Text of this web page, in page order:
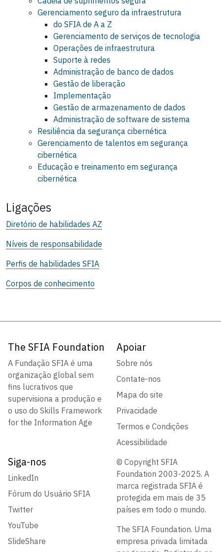
Gerenciamento seguro da infraestrutura
do SFIA de A a Z
Gerenciamento de serviços de tecnologia
Operações de infraestrutura
Suporte à redes
Administração de banco de dados
Gestão de liberação
Implementação
Gestão de armazenamento de dados
Administração de software de sistema
Resiliência da segurança cibernética
Gerenciamento de talentos em segurança
cibernética
Educação e treinamento em segurança
cibernética
Ligações
Diretório de habilidades AZ
Níveis de responsabilidade
Perfis de habilidades SFIA
Corpos de conhecimento
The SFIA Foundation
A Fundação SFIA é uma
organização global sem
fins lucrativos que
supervisiona a produção e
o uso do Skills Framework
for the Information Age
Apoiar
Sobre nós
Contate-nos
Mapa do site
Privacidade
Termos e Condições
Acessibilidade
Siga-nos
LinkedIn
Fórum do Usuário SFIA
Twitter
YouTube
SlideShare
© Copyright SFIA
Foundation 2003-2025. A
marca registrada SFIA é
protegida em mais de 35
países em todo o mundo.
The SFIA Foundation. Uma
empresa privada limitada